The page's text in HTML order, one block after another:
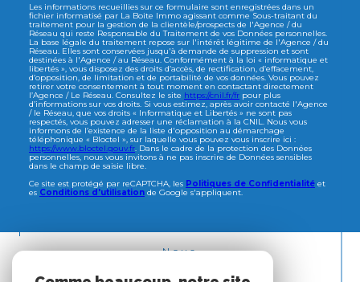
Les informations recueillies sur ce formulaire sont enregistrées dans un
fichier informatisé par La Boite Immo agissant comme Sous-traitant du
traitement pour la gestion de la clientèle/prospects de l'Agence / du
Réseau qui reste Responsable du Traitement de vos Données personnelles.
La base légale du traitement repose sur l'intérêt légitime de l'Agence / du
Réseau. Elles sont conservées jusqu'à demande de suppression et sont
destinées à l'Agence / au Réseau. Conformément à la loi « informatique et
libertés », vous disposez des droits d’accès, de rectification, d’effacement,
d’opposition, de limitation et de portabilité de vos données. Vous pouvez
retirer votre consentement à tout moment en contactant directement
l’Agence / Le Réseau. Consultez le site https://cnil.fr/fr pour plus
d’informations sur vos droits. Si vous estimez, après avoir contacté l'Agence
/ le Réseau, que vos droits « Informatique et Libertés » ne sont pas
respectés, vous pouvez adresser une réclamation à la CNIL. Nous vous
informons de l’existence de la liste d'opposition au démarchage
téléphonique « Bloctel », sur laquelle vous pouvez vous inscrire ici :
https://www.bloctel.gouv.fr. Dans le cadre de la protection des Données
personnelles, nous vous invitons à ne pas inscrire de Données sensibles
dans le champ de saisie libre.
Ce site est protégé par reCAPTCHA, les Politiques de Confidentialité et
es Conditions d'utilisation de Google s'appliquent.
Nous